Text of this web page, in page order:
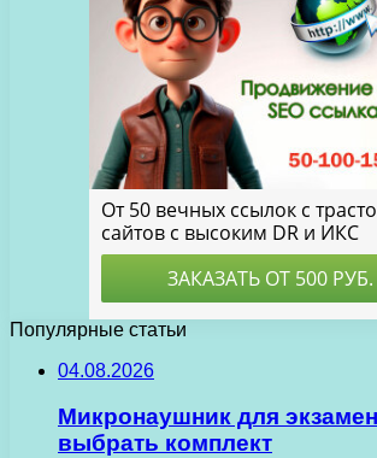
Популярные статьи
04.08.2026
Микронаушник для
выбрать комплект